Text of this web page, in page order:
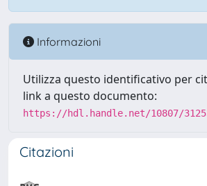
Informazioni
Utilizza questo identificativo per
link a questo documento:
https://hdl.handle.net/10807/
Citazioni